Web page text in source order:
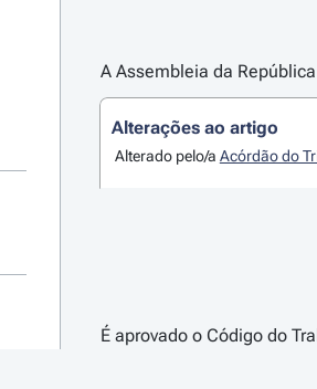
A Assembleia da
Alterações ao artigo
Alterado pelo/a Acórdão do